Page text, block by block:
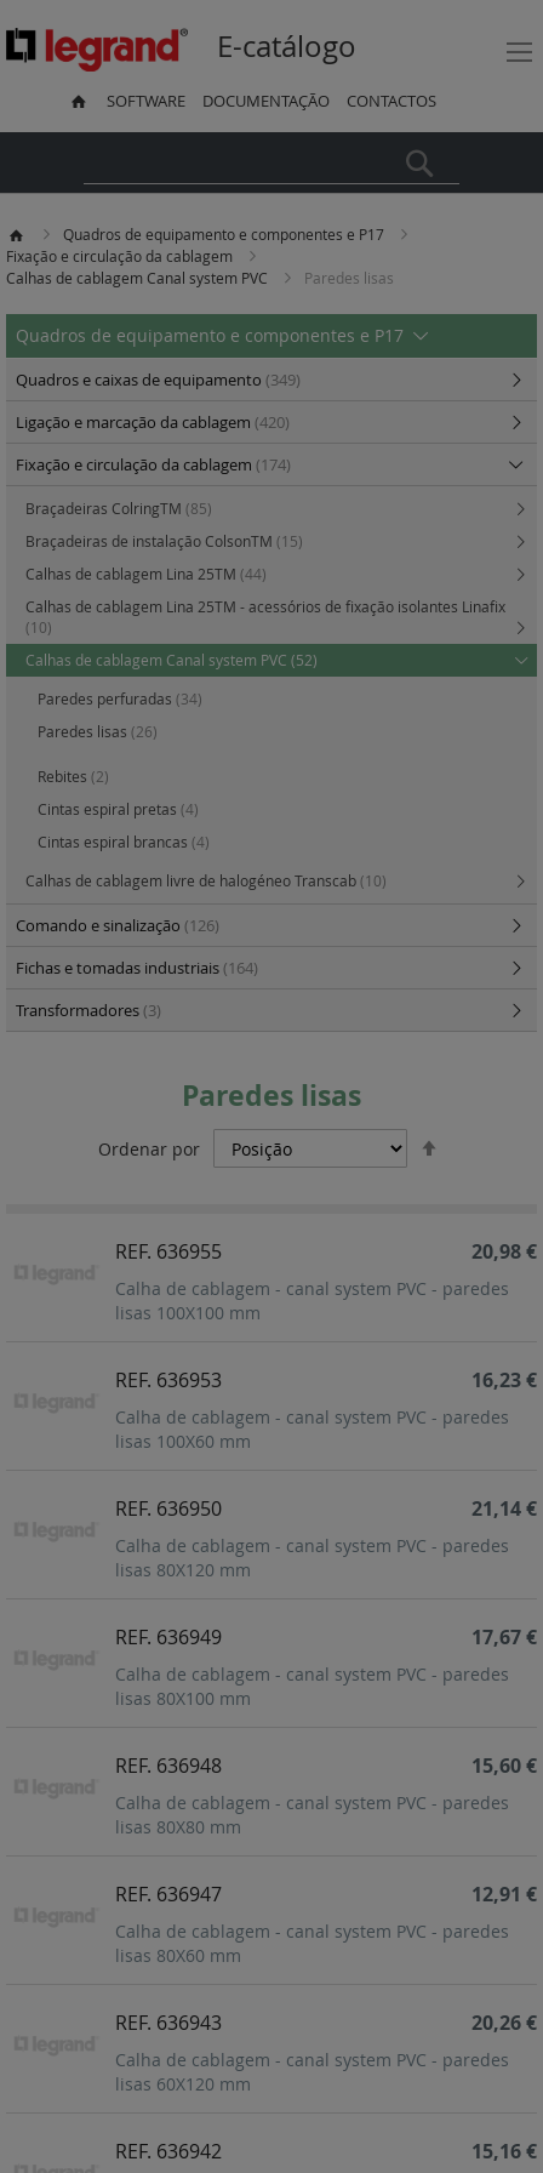
E-catálogo
SOFTWARE DOCUMENTAÇÃO CONTACTOS
Quadros de equipamento e componentes e P17
Fixação e circulação da cablagem
Calhas de cablagem Canal system PVC
Paredes lisas
Paredes lisas
Ordenar por
REF. 636955
Calha de cablagem - canal system PVC - paredes
lisas 100X100 mm
20,98 €
REF. 636953
Calha de cablagem - canal system PVC - paredes
lisas 100X60 mm
16,23 €
REF. 636950
Calha de cablagem - canal system PVC - paredes
lisas 80X120 mm
21,14 €
REF. 636949
Calha de cablagem - canal system PVC - paredes
lisas 80X100 mm
17,67 €
REF. 636948
Calha de cablagem - canal system PVC - paredes
lisas 80X80 mm
15,60 €
REF. 636947
Calha de cablagem - canal system PVC - paredes
lisas 80X60 mm
12,91 €
REF. 636943
Calha de cablagem - canal system PVC - paredes
lisas 60X120 mm
20,26 €
REF. 636942 15,16 €
Quadros de equipamento e componentes e P17
Quadros e caixas de equipamento (349)
Ligação e marcação da cablagem (420)
Fixação e circulação da cablagem (174)
Braçadeiras ColringTM (85)
Braçadeiras de instalação ColsonTM (15)
Calhas de cablagem Lina 25TM (44)
Calhas de cablagem Lina 25TM - acessórios de fixação isolantes Linafix
(10)
Calhas de cablagem Canal system PVC (52)
Paredes perfuradas (34)
Paredes lisas (26)
Rebites (2)
Cintas espiral pretas (4)
Cintas espiral brancas (4)
Calhas de cablagem livre de halogéneo Transcab(10)
Comando e sinalização (126)
Fichas e tomadas industriais(164)
Transformadores(3)